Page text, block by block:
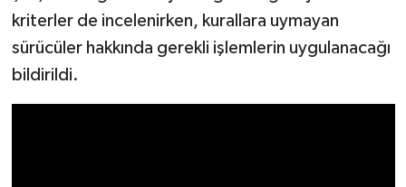
kriterler de incelenirken, kurallara uymayan
sürücüler hakkında gerekli işlemlerin uygulanacağı
bildirildi.